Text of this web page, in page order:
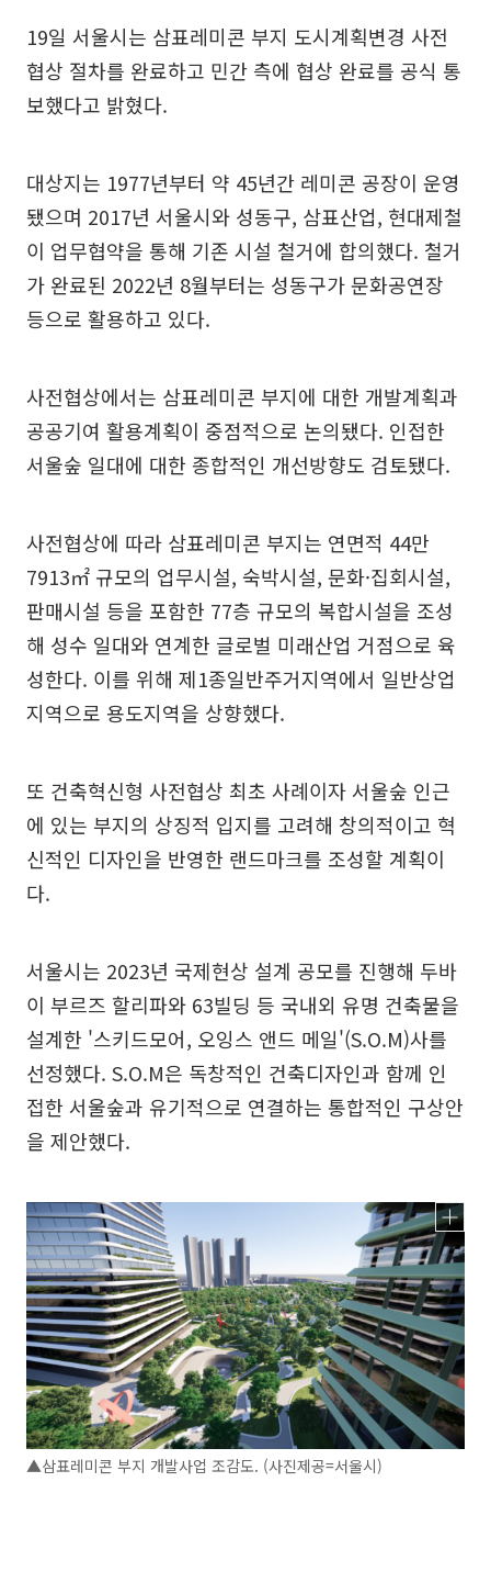
19일 서울시는 삼표레미콘 부지 도시계획변경 사전
협상 절차를 완료하고 민간 측에 협상 완료를 공식 통
보했다고 밝혔다.
대상지는 1977년부터 약 45년간 레미콘 공장이 운영
됐으며 2017년 서울시와 성동구, 삼표산업, 현대제철
이 업무협약을 통해 기존 시설 철거에 합의했다. 철거
가 완료된 2022년 8월부터는 성동구가 문화공연장
등으로 활용하고 있다.
사전협상에서는 삼표레미콘 부지에 대한 개발계획과
공공기여 활용계획이 중점적으로 논의됐다. 인접한
서울숲 일대에 대한 종합적인 개선방향도 검토됐다.
사전협상에 따라 삼표레미콘 부지는 연면적 44만
7913㎡ 규모의 업무시설, 숙박시설, 문화·집회시설,
판매시설 등을 포함한 77층 규모의 복합시설을 조성
해 성수 일대와 연계한 글로벌 미래산업 거점으로 육
성한다. 이를 위해 제1종일반주거지역에서 일반상업
지역으로 용도지역을 상향했다.
또 건축혁신형 사전협상 최초 사례이자 서울숲 인근
에 있는 부지의 상징적 입지를 고려해 창의적이고 혁
신적인 디자인을 반영한 랜드마크를 조성할 계획이
다.
서울시는 2023년 국제현상 설계 공모를 진행해 두바
이 부르즈 할리파와 63빌딩 등 국내외 유명 건축물을
설계한 '스키드모어, 오잉스 앤드 메일'(S.O.M)사를
선정했다. S.O.M은 독창적인 건축디자인과 함께 인
접한 서울숲과 유기적으로 연결하는 통합적인 구상안
을 제안했다.
▲삼표레미콘 부지 개발사업 조감도. (사진제공=서울시)